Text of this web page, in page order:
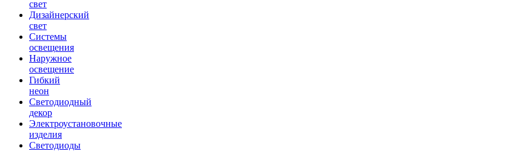
свет
Дизайнерский
свет
Системы
освещения
Наружное
освещение
Гибкий
неон
Светодиодный
декор
Электроустановочные
изделия
Светодиоды